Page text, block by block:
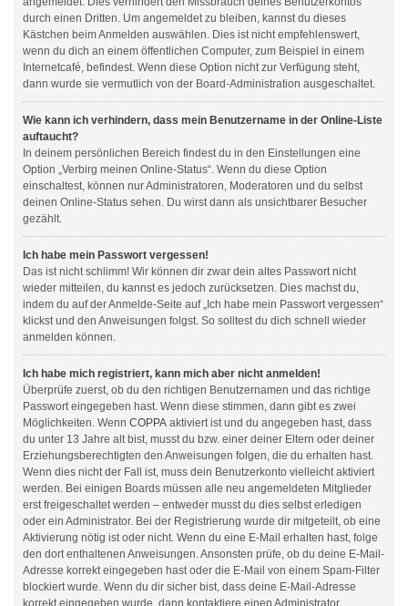
durch einen Dritten. Um angemeldet zu bleiben, kannst du dieses
Kästchen beim Anmelden auswählen. Dies ist nicht empfehlenswert,
wenn du dich an einem öffentlichen Computer, zum Beispiel in einem
Internetcafé, befindest. Wenn diese Option nicht zur Verfügung steht,
dann wurde sie vermutlich von der Board-Administration ausgeschaltet.
Wie kann ich verhindern, dass mein Benutzername in der Online-Liste
auftaucht?
In deinem persönlichen Bereich findest du in den Einstellungen eine
Option „Verbirg meinen Online-Status“. Wenn du diese Option
einschaltest, können nur Administratoren, Moderatoren und du selbst
deinen Online-Status sehen. Du wirst dann als unsichtbarer Besucher
gezählt.
Ich habe mein Passwort vergessen!
Das ist nicht schlimm! Wir können dir zwar dein altes Passwort nicht
wieder mitteilen, du kannst es jedoch zurücksetzen. Dies machst du,
indem du auf der Anmelde-Seite auf „Ich habe mein Passwort vergessen“
klickst und den Anweisungen folgst. So solltest du dich schnell wieder
anmelden können.
Ich habe mich registriert, kann mich aber nicht anmelden!
Überprüfe zuerst, ob du den richtigen Benutzernamen und das richtige
Passwort eingegeben hast. Wenn diese stimmen, dann gibt es zwei
Möglichkeiten. Wenn COPPA aktiviert ist und du angegeben hast, dass
du unter 13 Jahre alt bist, musst du bzw. einer deiner Eltern oder deiner
Erziehungsberechtigten den Anweisungen folgen, die du erhalten hast.
Wenn dies nicht der Fall ist, muss dein Benutzerkonto vielleicht aktiviert
werden. Bei einigen Boards müssen alle neu angemeldeten Mitglieder
erst freigeschaltet werden – entweder musst du dies selbst erledigen
oder ein Administrator. Bei der Registrierung wurde dir mitgeteilt, ob eine
Aktivierung nötig ist oder nicht. Wenn du eine E-Mail erhalten hast, folge
den dort enthaltenen Anweisungen. Ansonsten prüfe, ob du deine E-Mail-
Adresse korrekt eingegeben hast oder die E-Mail von einem Spam-Filter
blockiert wurde. Wenn du dir sicher bist, dass deine E-Mail-Adresse
korrekt eingegeben wurde, dann kontaktiere einen Administrator.